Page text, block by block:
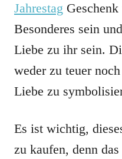
Jahrestag
Besonderes sein
Liebe zu ihr sein.
weder zu teuer
Liebe zu
Es ist wichtig,
zu kaufen, denn